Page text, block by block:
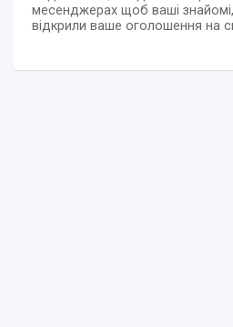
месенджерах щоб ваші знайомі,
відкрили ваше оголошення на